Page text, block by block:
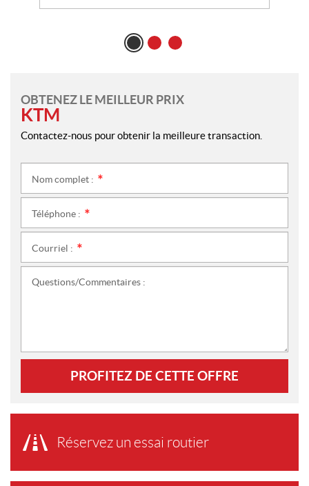
OBTENEZ LE MEILLEUR PRIX
KTM
Contactez-nous pour obtenir la meilleure transaction.
Nom complet :
Téléphone :
Courriel :
Questions/Commentaires :
PROFITEZ DE CETTE OFFRE
Réservez un essai routier